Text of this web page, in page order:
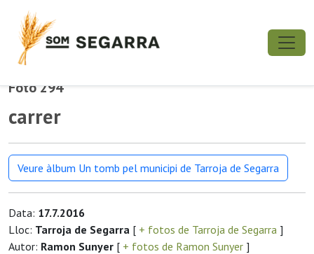
Foto 294
carrer
Veure àlbum Un tomb pel municipi de Tarroja de Segarra
Data: 17.7.2016
Lloc: Tarroja de Segarra [ + fotos de Tarroja de Segarra ]
Autor: Ramon Sunyer [ + fotos de Ramon Sunyer ]